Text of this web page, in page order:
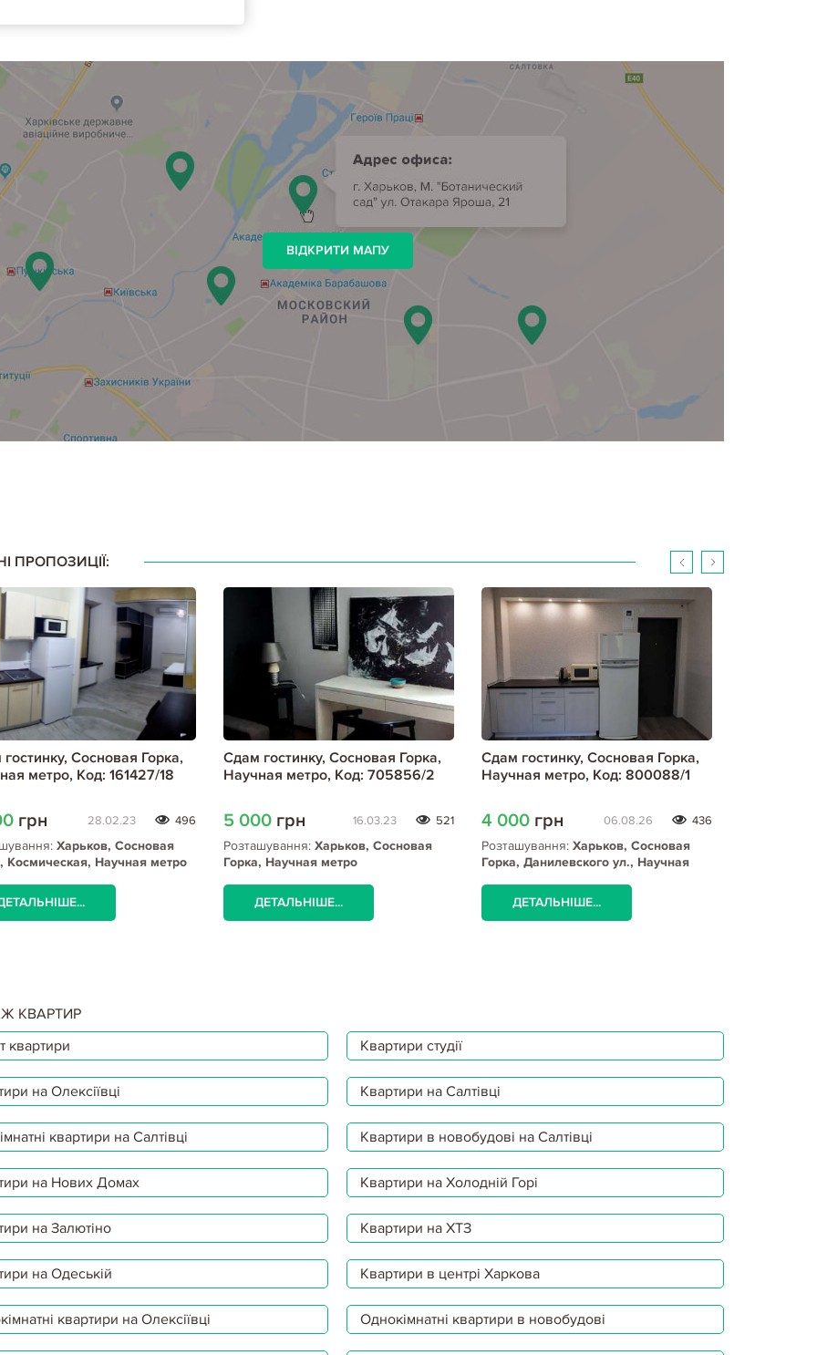
ВІДКРИТИ МАПУ
ПРОПОЗИЦІЇ:
Сосновая Горка,
метро, Код: 161427/18
грн 28.02.23 496
Харьков, Сосновая
Космическая, Научная метро
Сдам гостинку, Сосновая Горка,
Научная метро, Код: 705856/2
5 000 грн 16.03.23 521
Розташування: Харьков, Сосновая
Горка, Научная метро
ДЕТАЛЬНІШЕ...
Сдам гостинку, Сосновая Горка,
Научная метро, Код: 800088/1
4 000 грн 06.08.26 436
Розташування: Харьков, Сосновая
Горка, Данилевского ул., Научная
ДЕТАЛЬНІШЕ...
КВАРТИР
квартири
Квартири студії
на Олексіївці Квартири на Салтівці
квартири на Салтівці Квартири в новобудові на Салтівці
на Нових Домах Квартири на Холодній Горі
на Залютіно Квартири на ХТЗ
на Одеській Квартири в центрі Харкова
квартири на Олексіївці Однокімнатні квартири в новобудові